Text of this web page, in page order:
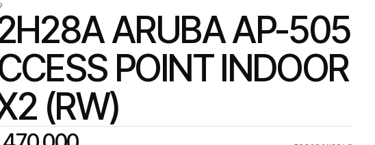
ARUBA AP-505
POINT INDOOR
(RW)